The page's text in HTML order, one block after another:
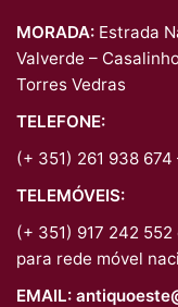
MORADA: Estrada
Valverde –
Torres Vedras
TELEFONE:
(+ 351) 261 938
TELEMÓVEIS:
(+ 351) 917 242
para rede móvel
EMAIL: